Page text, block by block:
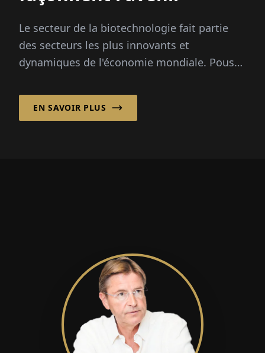
Le secteur de la biotechnologie fait partie
des secteurs les plus innovants et
dynamiques de l'économie mondiale. Poussé
EN SAVOIR PLUS